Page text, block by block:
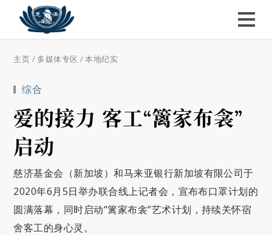
主页 / 多媒体专区 /本地纪实
综合
爱的接力 客工“篱家布衾”
启动
慈济基金会（新加坡）和马来亚银行新加坡有限公司于
2020年6月5日举办联合线上记者会，宣布布口罩计划的
圆满落幕，同时启动“篱家布衾”艺术计划，持续关怀宿
舍客工的身心灵。